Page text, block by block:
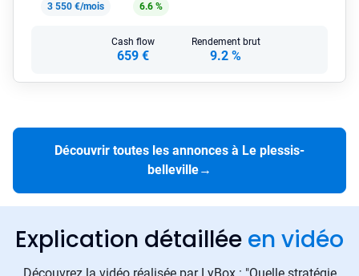
3 550 €/mois
6.6 %
Cash flow
659 €
Rendement brut
9.2 %
Découvrir toutes les annonces à Le plessis-
belleville→
Explication détaillée en vidéo